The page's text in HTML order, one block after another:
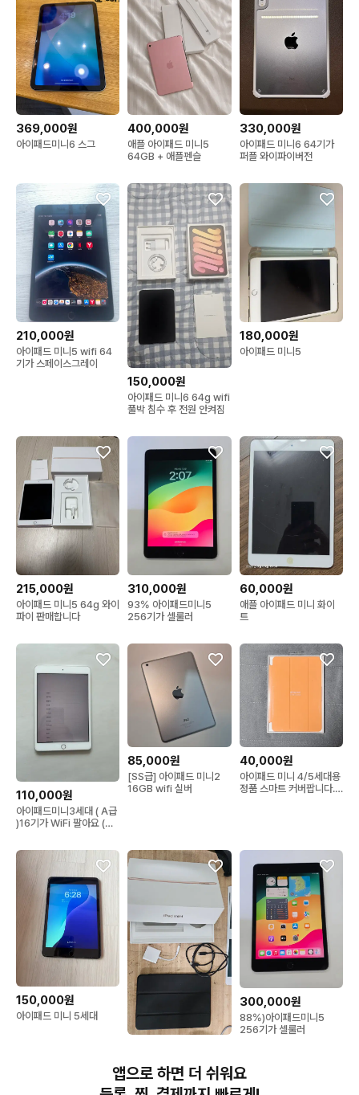
369,000원
아이패드미니6 스그
400,000원
애플 아이패드 미니5
64GB + 애플펜슬
330,000원
아이패드 미니6 64기가
퍼플 와이파이버전
210,000원
아이패드 미니5 wifi 64
기가 스페이스그레이
150,000원
아이패드 미니6 64g wifi
풀박 침수 후 전원 안켜짐
180,000원
아이패드 미니5
215,000원
아이패드 미니5 64g 와이
파이 판매합니다
310,000원
93% 아이패드미니5
256기가 셀룰러
60,000원
애플 아이패드 미니 화이
트
110,000원
아이패드미니3세대 ( A급
)16기가 WiFi 팔아요 (배
85,000원
[SS급] 아이패드 미니2
16GB wifi 실버
40,000원
아이패드 미니 4/5세대용
정품 스마트 커버팝니다.
150,000원
아이패드 미니 5세대
아이패드 미니5 256기가
셀룰러 로즈골드
300,000원
88%)아이패드미니5
256기가 셀룰러
앱으로 하면 더 쉬워요